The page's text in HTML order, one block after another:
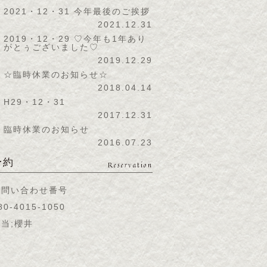
2021・12・31 今年最後のご挨拶
2021.12.31
2019・12・29 ♡今年も1年あり
がとぅございました♡
2019.12.29
☆臨時休業のお知らせ☆
2018.04.14
H29・12・31
2017.12.31
臨時休業のお知らせ
2016.07.23
約 Reservation
い合わせ番号
4015-1050
;櫻井